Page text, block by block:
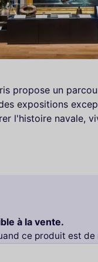
propose un
expositions
l'histoire navale,
à la vente.
ce produit est de